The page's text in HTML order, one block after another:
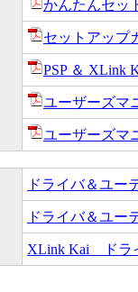
かんたんセッ
セットアップ
PSP ＆ XLink
ユーザーズマ
ユーザーズマ
ドライバ＆ユー
ドライバ＆ユー
XLink Kai ドラ